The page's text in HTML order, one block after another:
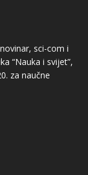
sci-com i
“Nauka i svijet”,
za naučne